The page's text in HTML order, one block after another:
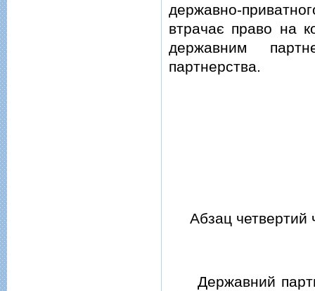
державно-
втрачає право на
державним
партнерства.
Абзац четвертий
Державний